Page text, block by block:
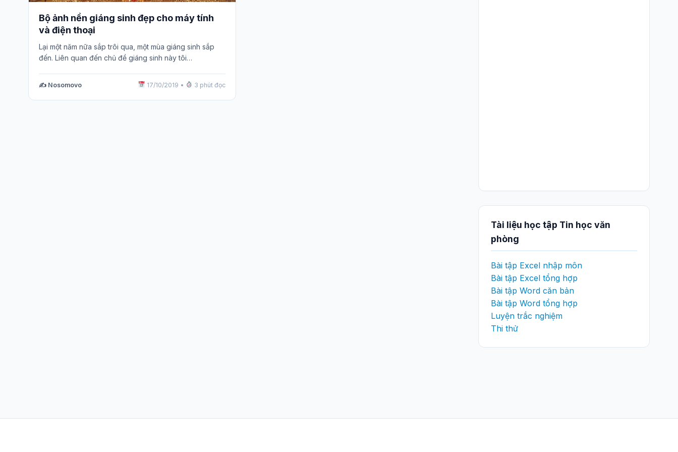
Bộ ảnh nền giáng sinh đẹp cho máy tính
và điện thoại
Lại một năm nữa sắp trôi qua, một mùa giáng sinh sắp
đến. Liên quan đến chủ đề giáng sinh này tôi…
✍️ Nosomovo 17/10/2019 • 3 phút đọc
Tài liệu học tập Tin học văn
phòng
Bài tập Excel nhập môn
Bài tập Excel tổng hợp
Bài tập Word căn bản
Bài tập Word tổng hợp
Luyện trắc nghiệm
Thi thử